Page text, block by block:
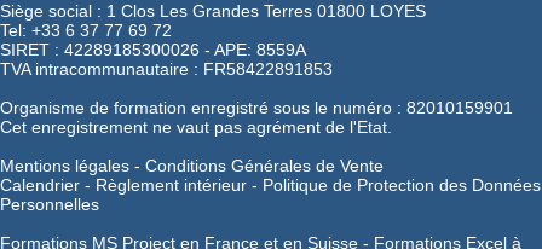
Siège social : 1 Clos Les Grandes Terres 01800 LOYES
Tel: +33 6 37 77 69 72
SIRET : 42289185300026 - APE: 8559A
TVA intracommunautaire : FR58422891853
Organisme de formation enregistré sous le numéro : 82010159901
Cet enregistrement ne vaut pas agrément de l'Etat.
Mentions légales - Conditions Générales de Vente
Calendrier - Règlement intérieur - Politique de Protection des Données
Personnelles
Formations MS Project en France et en Suisse - Formations Excel à